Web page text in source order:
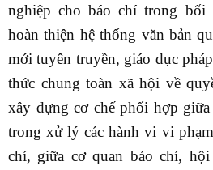
nghiệp cho báo chí trong bối
hoàn thiện hệ thống văn bản
mới tuyên truyền, giáo dục
thức chung toàn xã hội về
xây dựng cơ chế phối hợp
trong xử lý các hành vi vi
chí, giữa cơ quan báo chí,